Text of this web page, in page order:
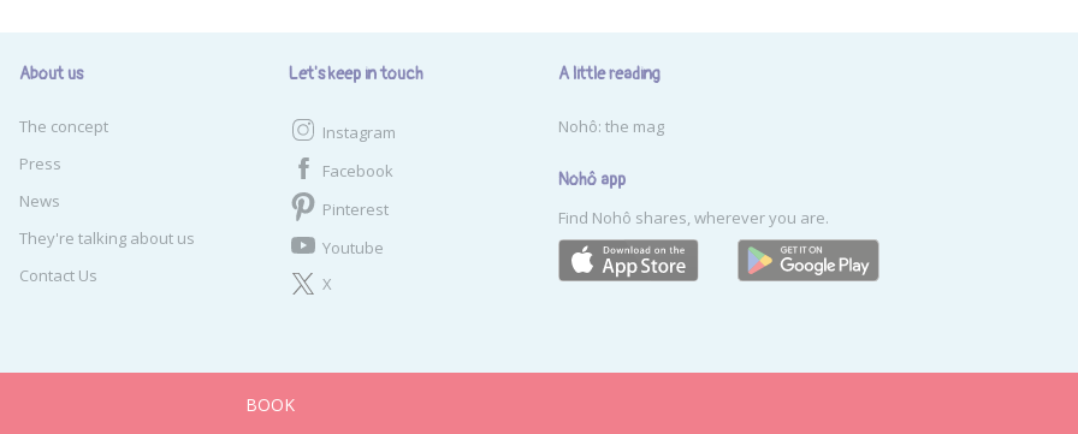
BOOK
Messages
About us
The concept
Press
News
They're talking about us
Contact Us
Let's keep in touch
Instagram
Facebook
Pinterest
Youtube
X
A little reading
Nohô: the mag
Nohô app
Find Nohô shares, wherever you are.
© Guestraveler SAS - All rights reserved